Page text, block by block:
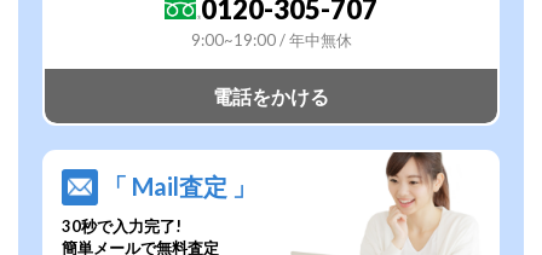
0120-305-707
9:00~19:00 / 年中無休
電話をかける
「 Mail査定 」
30秒で入力完了!
簡単メールで無料査定